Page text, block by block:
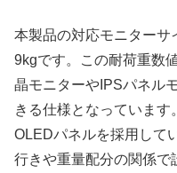
本製品の対応モニターサ
9kgです。この耐荷重数
晶モニターやIPSパネル
きる仕様となっていま
OLEDパネルを採用して
行きや重量配分の関係で